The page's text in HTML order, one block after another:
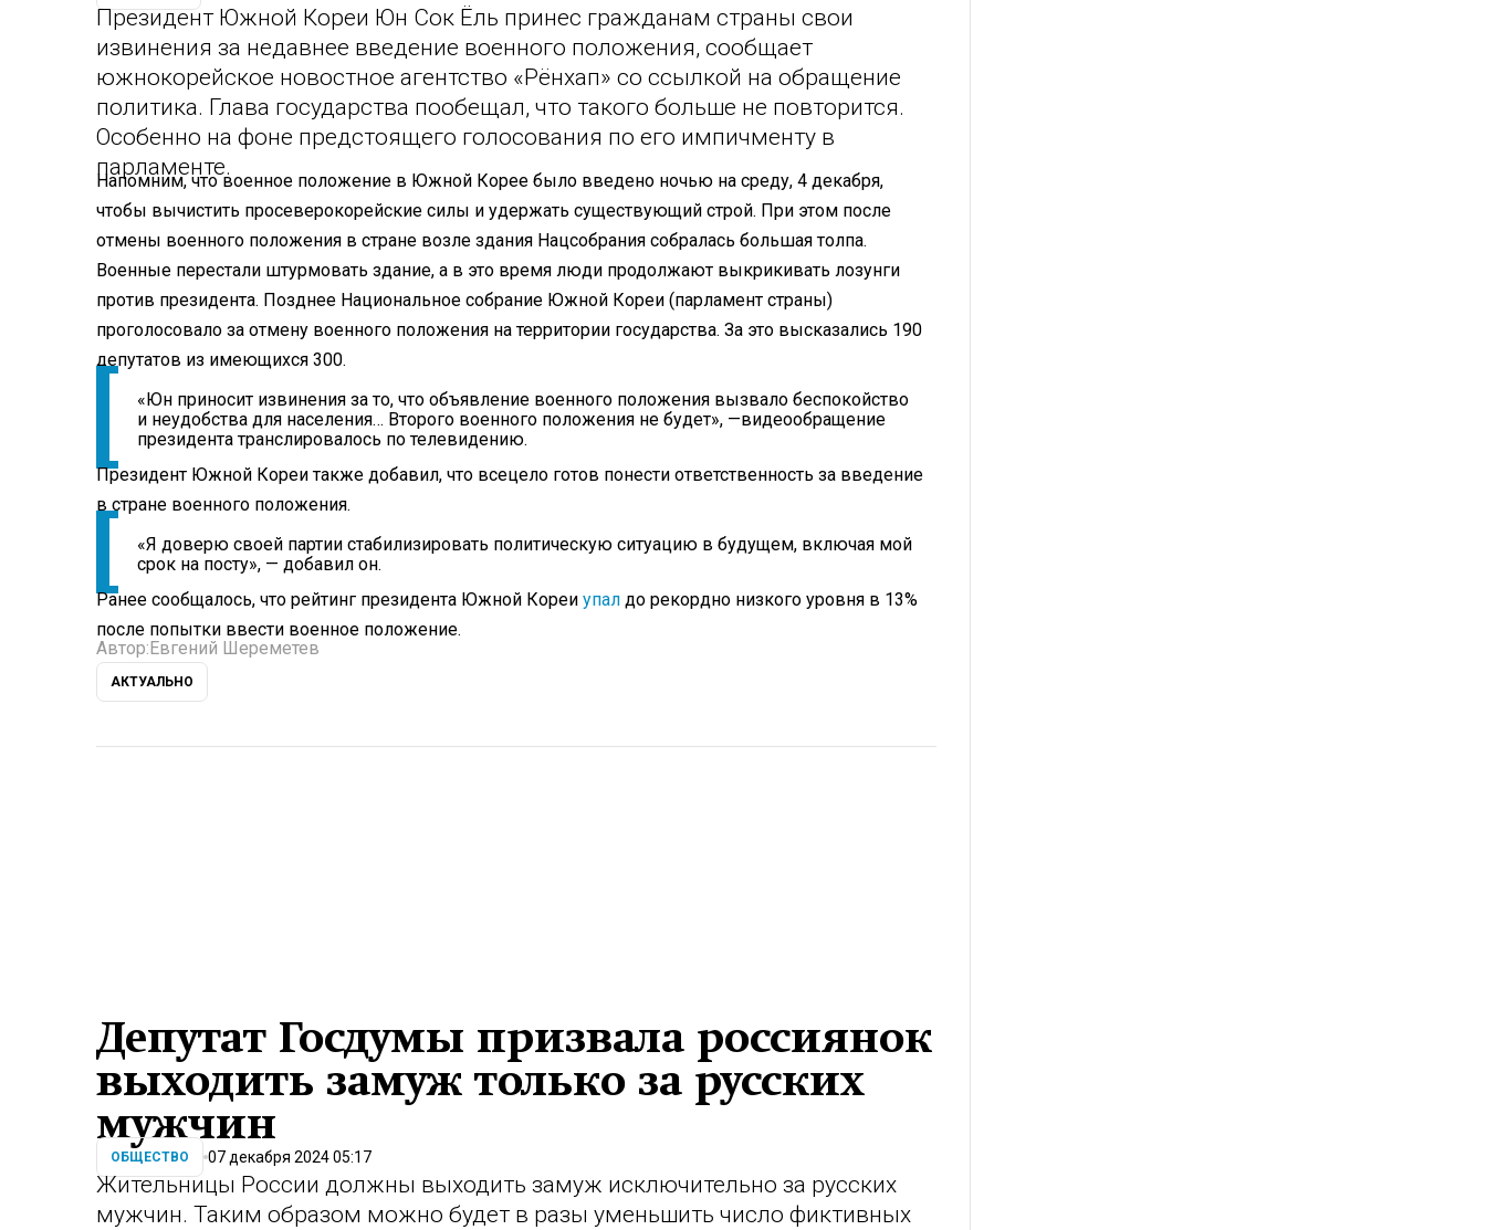
Президент Южной Кореи Юн Сок Ёль принес гражданам страны свои
извинения за недавнее введение военного положения, сообщает
южнокорейское новостное агентство «Рёнхап» со ссылкой на обращение
политика. Глава государства пообещал, что такого больше не повторится.
Особенно на фоне предстоящего голосования по его импичменту в
парламенте.
Напомним, что военное положение в Южной Корее было введено ночью на среду, 4 декабря,
чтобы вычистить просеверокорейские силы и удержать существующий строй. При этом после
отмены военного положения в стране возле здания Нацсобрания собралась большая толпа.
Военные перестали штурмовать здание, а в это время люди продолжают выкрикивать лозунги
против президента. Позднее Национальное собрание Южной Кореи (парламент страны)
проголосовало за отмену военного положения на территории государства. За это высказались 190
депутатов из имеющихся 300.
«Юн приносит извинения за то, что объявление военного положения вызвало беспокойство
и неудобства для населения… Второго военного положения не будет», —видеообращение
президента транслировалось по телевидению.
Президент Южной Кореи также добавил, что всецело готов понести ответственность за введение
в стране военного положения.
«Я доверю своей партии стабилизировать политическую ситуацию в будущем, включая мой
срок на посту», — добавил он.
Ранее сообщалось, что рейтинг президента Южной Кореи упал до рекордно низкого уровня в 13%
после попытки ввести военное положение.
Автор: Евгений Шереметев
АКТУАЛЬНО
Депутат Госдумы призвала россиянок
выходить замуж только за русских
мужчин
ОБЩЕСТВО 07 декабря 2024 05:17
Жительницы России должны выходить замуж исключительно за русских
мужчин. Таким образом можно будет в разы уменьшить число фиктивных